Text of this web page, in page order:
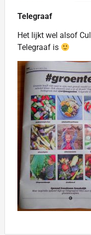
Telegraaf
Het lijkt wel alsof
Telegraaf is